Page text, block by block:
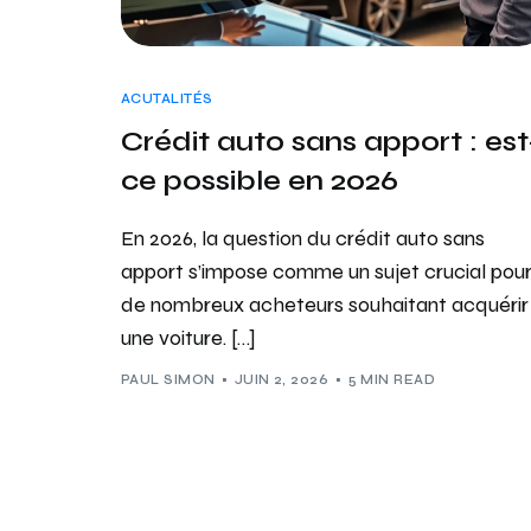
ACUTALITÉS
Crédit auto sans apport :
ce possible en 2026
En 2026, la question du crédit auto sans
apport s’impose comme un sujet crucial pour
de nombreux acheteurs souhaitant acquérir
une voiture. […]
PAUL SIMON JUIN 2, 2026 5 MIN READ